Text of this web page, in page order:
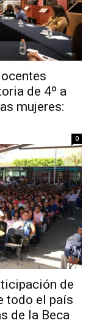
de 4º a
mujeres:
0
de
todo el país
de la Beca